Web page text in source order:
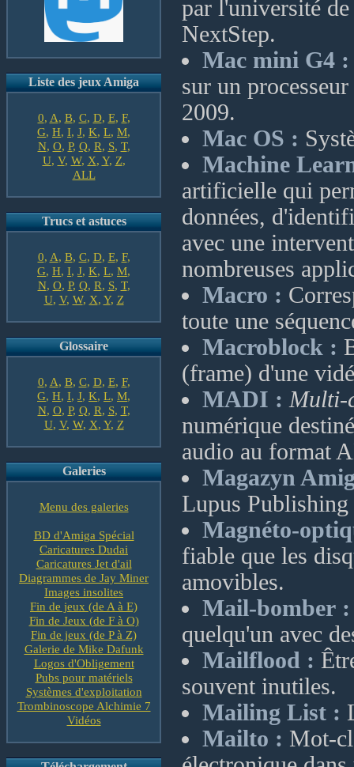
Liste des jeux Amiga
0, A, B, C, D, E, F,
G, H, I, J, K, L, M,
N, O, P, Q, R, S, T,
U, V, W, X, Y, Z,
ALL
Trucs et astuces
0, A, B, C, D, E, F,
G, H, I, J, K, L, M,
N, O, P, Q, R, S, T,
U, V, W, X, Y, Z
Glossaire
0, A, B, C, D, E, F,
G, H, I, J, K, L, M,
N, O, P, Q, R, S, T,
U, V, W, X, Y, Z
Galeries
Menu des galeries
BD d'Amiga Spécial
Caricatures Dudai
Caricatures Jet d'ail
Diagrammes de Jay Miner
Images insolites
Fin de jeux (de A à E)
Fin de Jeux (de F à O)
Fin de jeux (de P à Z)
Galerie de Mike Dafunk
Logos d'Obligement
Pubs pour matériels
Systèmes d'exploitation
Trombinoscope Alchimie 7
Vidéos
par l'université
NextStep.
Mac mini G4 :
sur un
2009.
Mac OS :
Machine
artificielle qui
données,
avec une
nombreuses
Macro :
toute une
Macroblock :
(frame) d'une
MADI : Multi-
numérique
audio au format
Magazyn
Lupus
Magnéto-
fiable que les
amovibles.
Mail-bomber :
quelqu'un avec
Mailflood :
souvent inutiles.
Mailing List :
Mailto : Mot-